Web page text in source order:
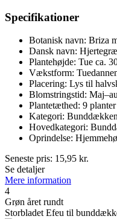
Specifikationer
Botanisk navn: Briza
Dansk navn:
Plantehøjde: Tue ca.
Vækstform:
Placering: Lys til
Blomstringstid:
Plantetæthed: 9 planter
Kategori:
Hovedkategori:
Oprindelse:
Seneste pris: 15,95 kr.
Se detaljer
Mere information
4
Grøn året rundt
Storbladet Efeu til